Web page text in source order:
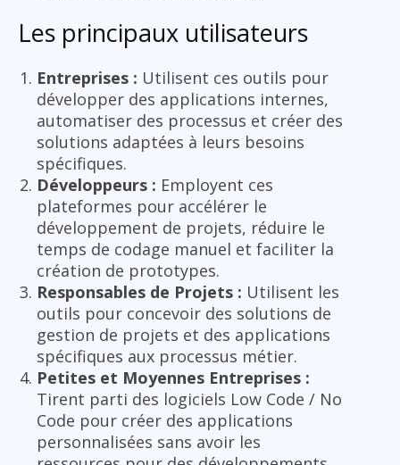
Les principaux utilisateurs
Entreprises : Utilisent ces outils pour
développer des applications internes,
automatiser des processus et créer des
solutions adaptées à leurs besoins
spécifiques.
Développeurs : Employent ces
plateformes pour accélérer le
développement de projets, réduire le
temps de codage manuel et faciliter la
création de prototypes.
Responsables de Projets : Utilisent les
outils pour concevoir des solutions de
gestion de projets et des applications
spécifiques aux processus métier.
Petites et Moyennes Entreprises :
Tirent parti des logiciels Low Code / No
Code pour créer des applications
personnalisées sans avoir les